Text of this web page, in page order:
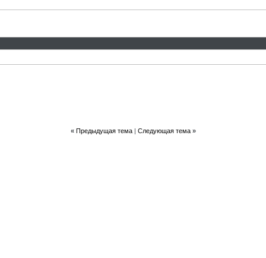
« Предыдущая тема| Следующая тема »